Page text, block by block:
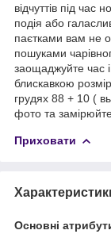
відчуттів під
подія або
паєтками вам не
пошуками
заощаджуйте час
блискавкою
грудях 88 + 10 (
фото та
Приховати
Основні